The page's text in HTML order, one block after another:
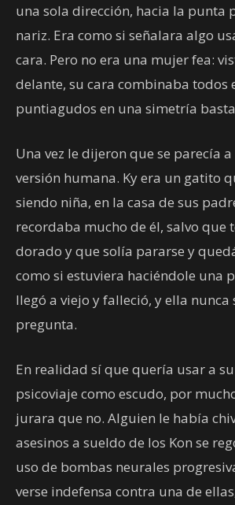
una sola dirección, hacia la punta
nariz. Era como si señalara algo
cara. Pero no era una mujer fea:
delante, su cara combinaba todos
puntiagudos en una simetría
Una vez le dijeron que se parecía a
versión humana. Ky era un gatito
siendo niña, en la casa de sus
recordaba mucho de él, salvo que
dorado y que solía pararse y
como si estuviera haciéndole una
llegó a viejo y falleció, y ella nunca
pregunta.
En realidad sí que quería usar a
psicoviaje como escudo, por
jurara que no. Alguien le había
asesinos a sueldo de los Kon se
uso de bombas neurales
verse indefensa contra una de